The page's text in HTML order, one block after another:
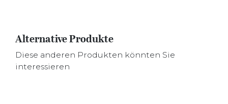
Alternative Produkte
Diese anderen Produkten könnten Sie
interessieren